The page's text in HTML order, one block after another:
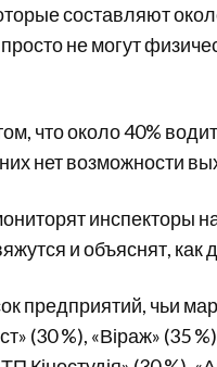
составляют
не могут
что около 40%
нет возможности
инспекторы
и объяснят, как
предприятий, чьи
(30 %), «Віраж» (35